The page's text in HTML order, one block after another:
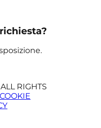
RIGHTS
COOKIE